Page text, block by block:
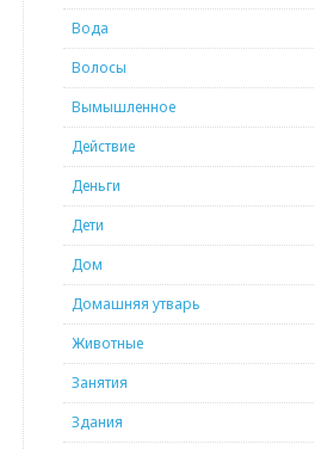
Вода
Волосы
Вымышленное
Действие
Деньги
Дети
Дом
Домашняя утварь
Животные
Занятия
Здания